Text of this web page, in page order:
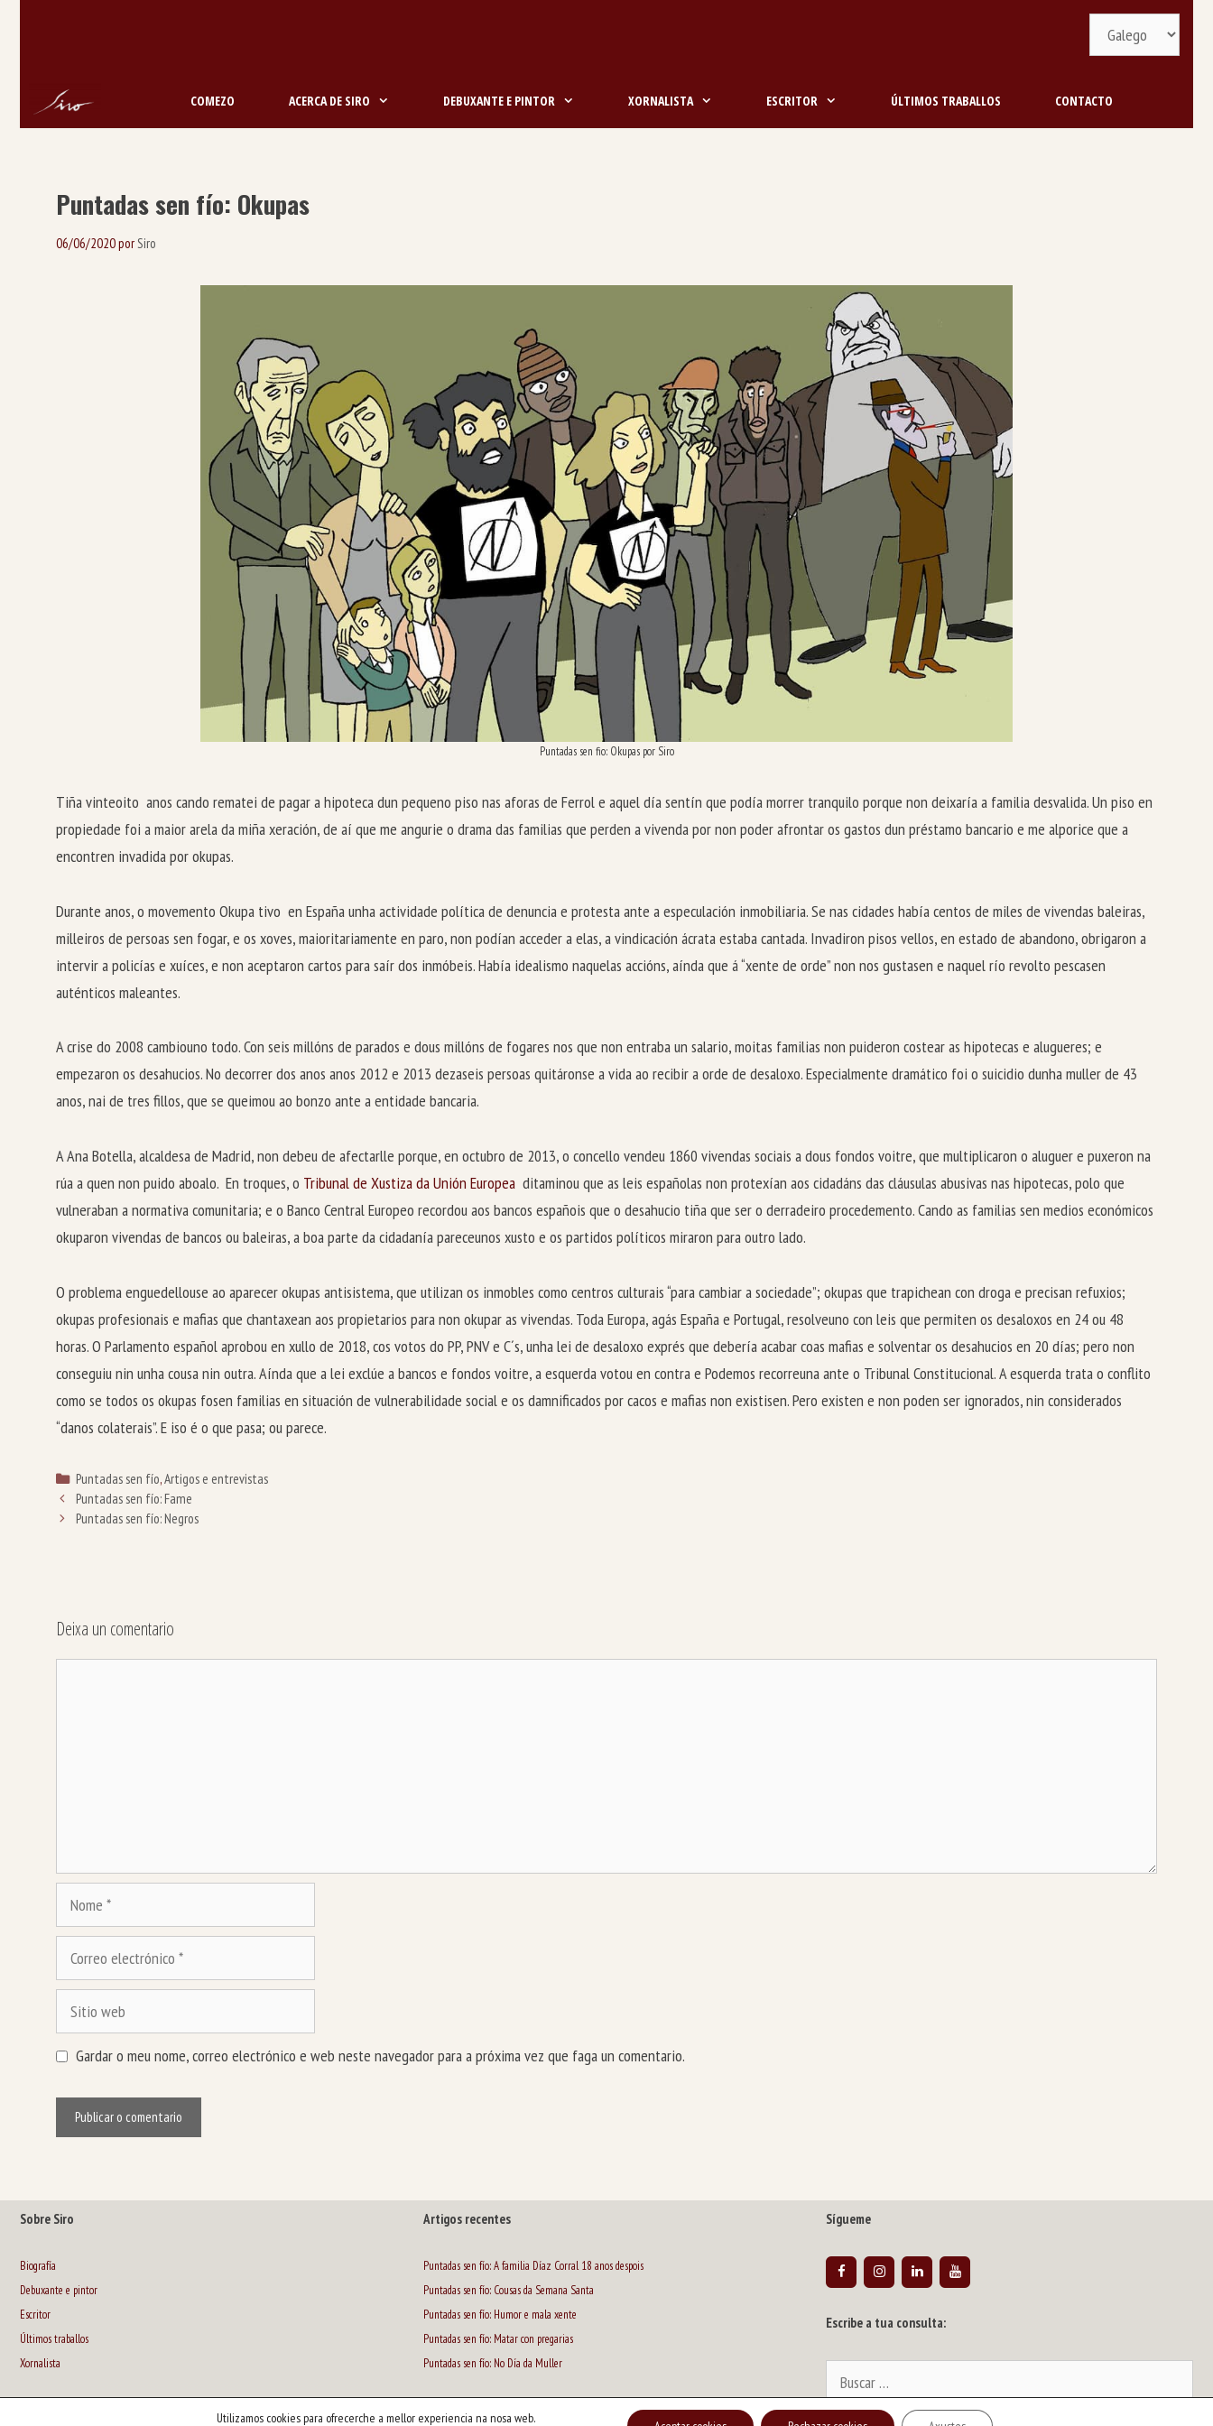
COMEZO ACERCA DE SIRO DEBUXANTE E PINTOR XORNALISTA ESCRITOR ÚLTIMOS TRABALLOS CONTACTO
Puntadas sen fío: Okupas
06/06/2020por Siro
Puntadas sen fio: Okupas por Siro
Tiña vinteoito anos cando rematei de pagar a hipoteca dun pequeno piso nas aforas de Ferrol e aquel día sentín que podía morrer tranquilo porque non deixaría a familia desvalida. Un piso en
propiedade foi a maior arela da miña xeración, de aí que me angurie o drama das familias que perden a vivenda por non poder afrontar os gastos dun préstamo bancario e me alporice que a
encontren invadida por okupas.
Durante anos, o movemento Okupa tivo en España unha actividade política de denuncia e protesta ante a especulación inmobiliaria. Se nas cidades había centos de miles de vivendas baleiras,
milleiros de persoas sen fogar, e os xoves, maioritariamente en paro, non podían acceder a elas, a vindicación ácrata estaba cantada. Invadiron pisos vellos, en estado de abandono, obrigaron a
intervir a policías e xuíces, e non aceptaron cartos para saír dos inmóbeis. Había idealismo naquelas accións, aínda que á “xente de orde” non nos gustasen e naquel río revolto pescasen
auténticos maleantes.
A crise do 2008 cambiouno todo. Con seis millóns de parados e dous millóns de fogares nos que non entraba un salario, moitas familias non puideron costear as hipotecas e alugueres; e
empezaron os desahucios. No decorrer dos anos anos 2012 e 2013 dezaseis persoas quitáronse a vida ao recibir a orde de desaloxo. Especialmente dramático foi o suicidio dunha muller de 43
anos, nai de tres fillos, que se queimou ao bonzo ante a entidade bancaria.
A Ana Botella, alcaldesa de Madrid, non debeu de afectarlle porque, en octubro de 2013, o concello vendeu 1860 vivendas sociais a dous fondos voitre, que multiplicaron o aluguer e puxeron na
rúa a quen non puido aboalo. En troques, o Tribunal de Xustiza da Unión Europea ditaminou que as leis españolas non protexían aos cidadáns das cláusulas abusivas nas hipotecas, polo que
vulneraban a normativa comunitaria; e o Banco Central Europeo recordou aos bancos españois que o desahucio tiña que ser o derradeiro procedemento. Cando as familias sen medios económicos
okuparon vivendas de bancos ou baleiras, a boa parte da cidadanía pareceunos xusto e os partidos políticos miraron para outro lado.
O problema enguedellouse ao aparecer okupas antisistema, que utilizan os inmobles como centros culturais “para cambiar a sociedade”; okupas que trapichean con droga e precisan refuxios;
okupas profesionais e mafias que chantaxean aos propietarios para non okupar as vivendas. Toda Europa, agás España e Portugal, resolveuno con leis que permiten os desaloxos en 24 ou 48
horas. O Parlamento español aprobou en xullo de 2018, cos votos do PP, PNV e C´s, unha lei de desaloxo exprés que debería acabar coas mafias e solventar os desahucios en 20 días; pero non
conseguiu nin unha cousa nin outra. Aínda que a lei exclúe a bancos e fondos voitre, a esquerda votou en contra e Podemos recorreuna ante o Tribunal Constitucional. A esquerda trata o conflito
como se todos os okupas fosen familias en situación de vulnerabilidade social e os damnificados por cacos e mafias non existisen. Pero existen e non poden ser ignorados, nin considerados
“danos colaterais”. E iso é o que pasa; ou parece.
Categorías
Puntadas sen fío,Artigos e entrevistas
Puntadas sen fío: Fame
Puntadas sen fío: Negros
Deixa un comentario
Nome
Correo
electrónico
Sitio
web
Gardar o meu nome, correo electrónico e web neste navegador para a próxima vez que faga un comentario.
Sobre Siro
Biografía
Debuxante e pintor
Escritor
Últimos traballos
Xornalista
Artigos recentes
Puntadas sen fío: A familia Díaz Corral 18 anos despois
Puntadas sen fío: Cousas da Semana Santa
Puntadas sen fío: Humor e mala xente
Puntadas sen fío: Matar con pregarias
Puntadas sen fío: No Día da Muller
Sígueme
Escribe a tua consulta:
Utilizamos cookies para ofrecerche a mellor experiencia na nosa web.